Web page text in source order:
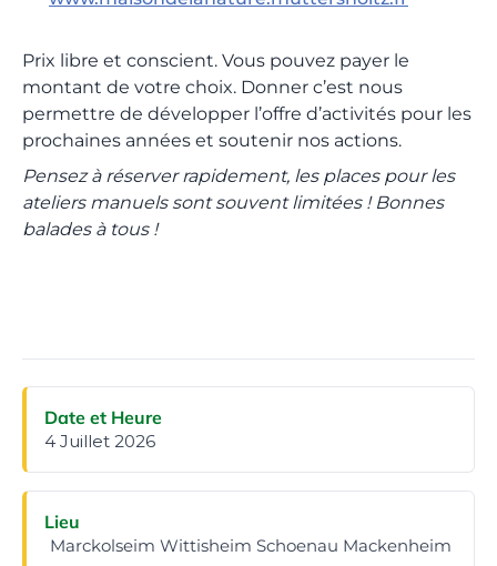
Prix libre et conscient. Vous pouvez payer le
montant de votre choix. Donner c’est nous
permettre de développer l’offre d’activités pour les
prochaines années et soutenir nos actions.
Pensez à réserver rapidement, les places pour les
ateliers manuels sont souvent limitées ! Bonnes
balades à tous !
Date et Heure
4 Juillet 2026
Lieu
Marckolseim Wittisheim Schoenau Mackenheim